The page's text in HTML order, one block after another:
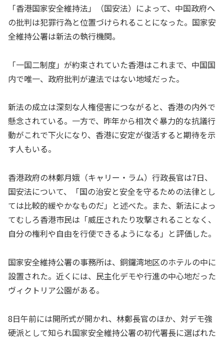
「香港国家安全維持法」（国安法）によって、中国政府へ
の批判は犯罪行為と位置づけられることになった。国家安
全維持公署は新法の執行機関。
「一国二制度」が約束されていた香港はこれまで、中国国
内で唯一、政府批判が違法ではない地域だった。
新法の成立は深刻な人権侵害につながると、香港の内外で
懸念されている。一方で、昨年から相次ぐ暴力的な抗議行
動がこれで下火になり、香港に安定が復活すると期待を示
す人もいる。
香港政府の林鄭月娥（キャリー・ラム）行政長官は7日、
国安法について、「国の治安と安全を守るための法律とし
ては比較的緩やかなものだ」と述べた。また、新法によっ
てむしろ香港市民は「威圧されたり攻撃されることなく、
自分の権利や自由を行使できるようになる」と評価した。
国家安全維持公署の事務所は、銅鑼湾地区のホテルの中に
設置された。近くには、民主化デモや行進の中心地だった
ヴィクトリア公園がある。
8日午前には開所式が開かれ、林鄭長官のほか、対デモ強
硬派として知られ国家安全維持公署の初代署長に選ばれた